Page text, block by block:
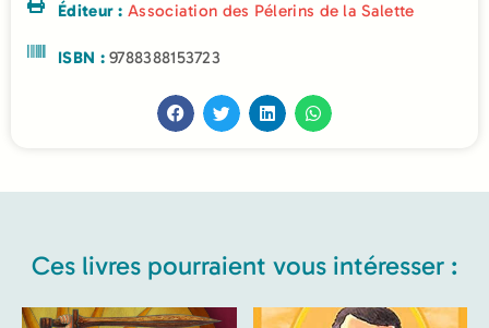
Éditeur : Association des Pélerins de la Salette
ISBN :9788388153723
Ces livres pourraient vous intéresser :